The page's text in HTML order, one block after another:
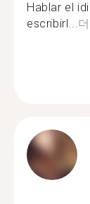
Hablar el
escribirl...